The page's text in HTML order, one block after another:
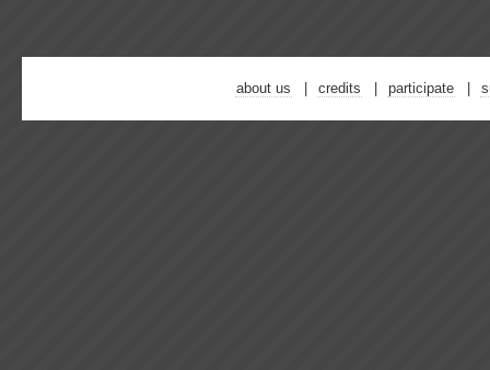
about us credits participate